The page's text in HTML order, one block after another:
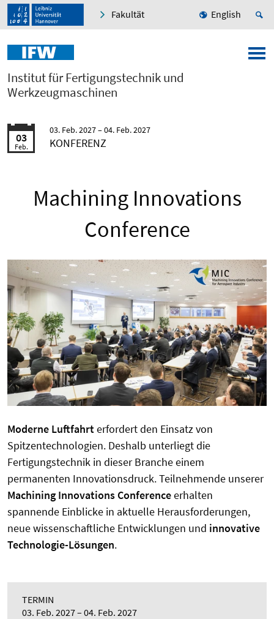
Fakultät English
Institut für Fertigungstechnik und
Werkzeugmaschinen
03
Feb.
03. Feb. 2027 04. Feb. 2027
KONFERENZ
Machining Innovations
Conference
Moderne Luftfahrterfordert den Einsatz von
Spitzentechnologien. Deshalb unterliegt die
Fertigungstechnik in dieser Branche einem
permanenten Innovationsdruck. Teilnehmende unserer
Machining Innovations Conferenceerhalten
spannende Einblicke in aktuelle Herausforderungen,
neue wissenschaftliche Entwicklungen und innovative
Technologie-Lösungen.
TERMIN
03. Feb. 2027
04. Feb. 2027